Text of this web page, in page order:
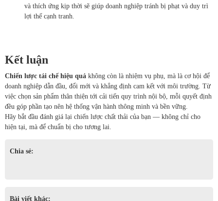
và thích ứng kịp thời sẽ giúp doanh nghiệp tránh bị phạt và duy trì
lợi thế cạnh tranh.
Kết luận
Chiến lược tái chế hiệu quả không còn là nhiệm vụ phụ, mà là cơ hội để
doanh nghiệp dẫn đầu, đổi mới và khẳng định cam kết với môi trường. Từ
việc chọn sản phẩm thân thiện tới cải tiến quy trình nội bộ, mỗi quyết định
đều góp phần tạo nên hệ thống vận hành thông minh và bền vững.
Hãy bắt đầu đánh giá lại chiến lược chất thải của bạn — không chỉ cho
hiện tại, mà để chuẩn bị cho tương lai.
Chia sẻ:
Bài viết khác: